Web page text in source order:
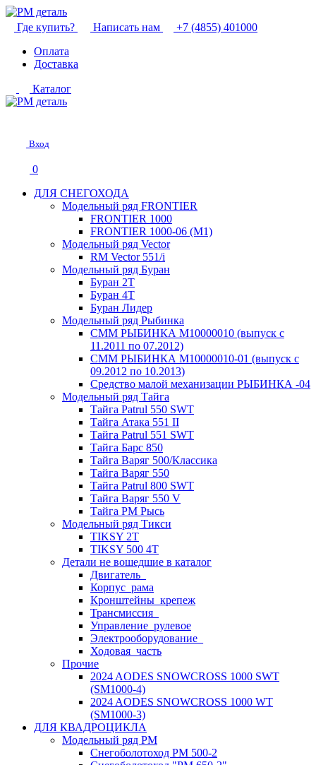
Где купить? Написать нам
+7 (4855) 401000
Оплата
Доставка
Каталог
Вход
0
ДЛЯ СНЕГОХОДА
Модельный ряд FRONTIER
FRONTIER 1000
FRONTIER 1000-06 (М1)
Модельный ряд Vector
RM Vector 551/i
Модельный ряд Буран
Буран 2Т
Буран 4Т
Буран Лидер
Модельный ряд Рыбинка
СММ РЫБИНКА M10000010 (выпуск с
11.2011 по 07.2012)
СММ РЫБИНКА M10000010-01 (выпуск с
09.2012 по 10.2013)
Средство малой механизации РЫБИНКА -04
Модельный ряд Тайга
Тайга Patrul 550 SWT
Тайга Атака 551 II
Тайга Patrul 551 SWT
Тайга Барс 850
Тайга Варяг 500/Классика
Тайга Варяг 550
Тайга Patrul 800 SWT
Тайга Варяг 550 V
Тайга РМ Рысь
Модельный ряд Тикси
TIKSY 2T
TIKSY 500 4T
Детали не вошедшие в каталог
Двигатель_
Корпус_рама
Кронштейны_крепеж
Трансмиссия_
Управление_рулевое
Электрооборудование_
Ходовая_часть
Прочие
2024 AODES SNOWCROSS 1000 SWT
(SM1000-4)
2024 AODES SNOWCROSS 1000 WT
(SM1000-3)
ДЛЯ КВАДРОЦИКЛА
Модельный ряд РМ
Снегоболотоход РМ 500-2